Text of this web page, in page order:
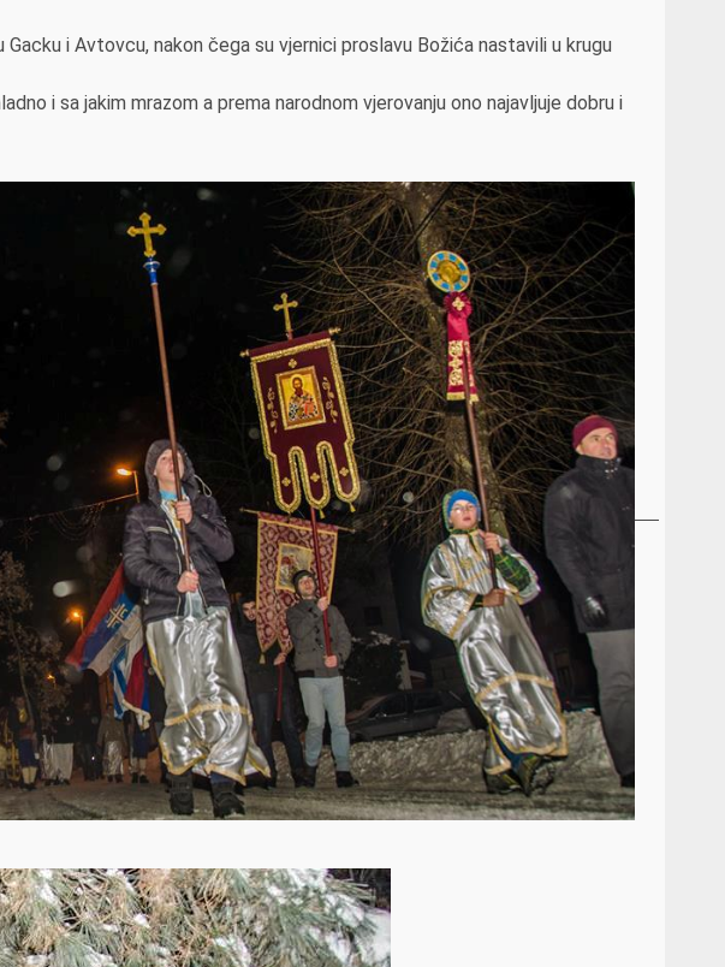
i Avtovcu, nakon čega su vjernici proslavu Božića nastavili u krugu
i sa jakim mrazom a prema narodnom vjerovanju ono najavljuje dobru i